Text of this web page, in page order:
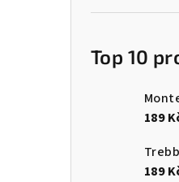
Top 10
189
189